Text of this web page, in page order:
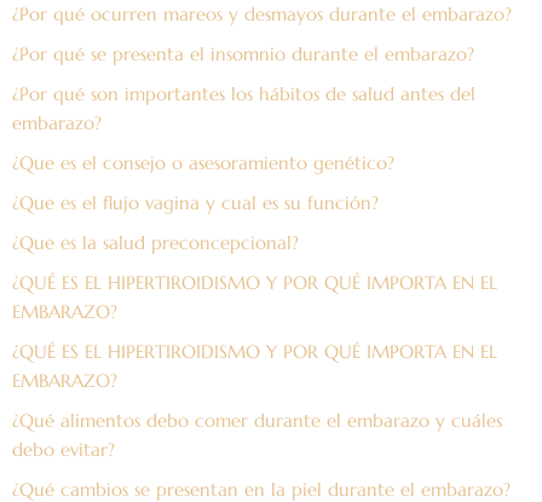
¿Por qué ocurren mareos y desmayos durante el embarazo?
¿Por qué se presenta el insomnio durante el embarazo?
¿Por qué son importantes los hábitos de salud antes del
embarazo?
¿Que es el consejo o asesoramiento genético?
¿Que es el flujo vagina y cual es su función?
¿Que es la salud preconcepcional?
¿QUÉ ES EL HIPERTIROIDISMO Y POR QUÉ IMPORTA EN EL
EMBARAZO?
¿QUÉ ES EL HIPERTIROIDISMO Y POR QUÉ IMPORTA EN EL
EMBARAZO?
¿Qué alimentos debo comer durante el embarazo y cuáles
debo evitar?
¿Qué cambios se presentan en la piel durante el embarazo?